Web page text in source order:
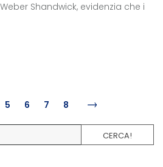
Shandwick, evidenzia che i
5 6 7 8
CERCA!